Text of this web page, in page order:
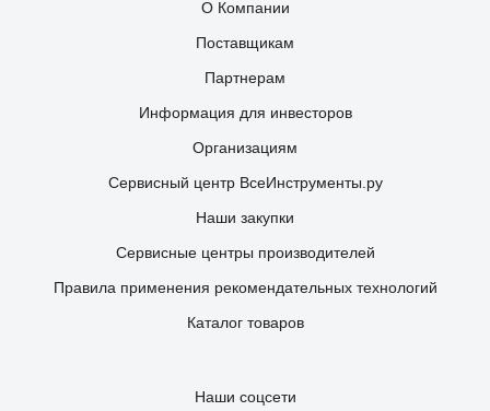
О Компании
Поставщикам
Партнерам
Информация для инвесторов
Организациям
Сервисный центр ВсеИнструменты.ру
Наши закупки
Сервисные центры производителей
Правила применения рекомендательных технологий
Каталог товаров
Наши соцсети